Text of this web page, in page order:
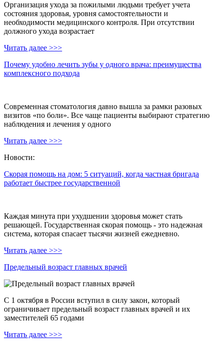
Организация ухода за пожилыми людьми требует учета
состояния здоровья, уровня самостоятельности и
необходимости медицинского контроля. При отсутствии
должного ухода возрастает
Читать далее >>>
Почему удобно лечить зубы у одного врача: преимущества
комплексного подхода
Современная стоматология давно вышла за рамки разовых
визитов «по боли». Все чаще пациенты выбирают стратегию
наблюдения и лечения у одного
Читать далее >>>
Новости:
Скорая помощь на дом: 5 ситуаций, когда частная бригада
работает быстрее государственной
Каждая минута при ухудшении здоровья может стать
решающей. Государственная скорая помощь - это надежная
система, которая спасает тысячи жизней ежедневно.
Читать далее >>>
Предельный возраст главных врачей
С 1 октября в России вступил в силу закон, который
ограничивает предельный возраст главных врачей и их
заместителей 65 годами
Читать далее >>>